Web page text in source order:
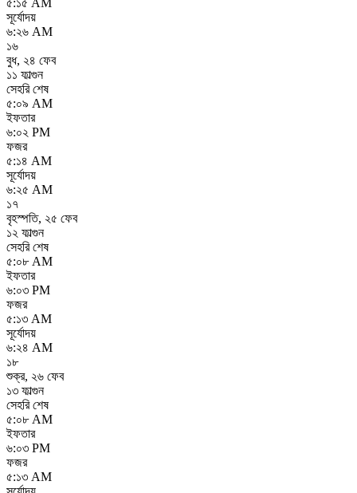
সূর্যোদয়
৬:২৬ AM
১৬
বুধ, ২৪ ফেব
১১ ফাল্গুন
সেহরি শেষ
৫:০৯ AM
ইফতার
৬:০২ PM
ফজর
৫:১৪ AM
সূর্যোদয়
৬:২৫ AM
১৭
বৃহস্পতি, ২৫ ফেব
১২ ফাল্গুন
সেহরি শেষ
৫:০৮ AM
ইফতার
৬:০৩ PM
ফজর
৫:১৩ AM
সূর্যোদয়
৬:২৪ AM
১৮
শুক্র, ২৬ ফেব
১৩ ফাল্গুন
সেহরি শেষ
৫:০৮ AM
ইফতার
৬:০৩ PM
ফজর
৫:১৩ AM